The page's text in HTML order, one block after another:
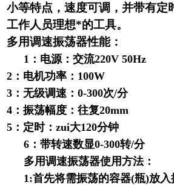
小等特点，速度可调，并带有定
工作人员理想*的工具。
多用调速振荡器性能：
1 ：电源：交流220V 50Hz
2：电机功率：100W
3：无级调速：0-300次/分
4：振荡幅度：往复20mm
5：定时：zui大120分钟
6 ：带转速数显0-300转/分
多用调速振荡器使用方法：
1:首先将需振荡的容器(瓶)放